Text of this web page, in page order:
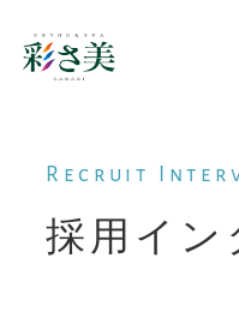
Top
トップページ
Recruit
採用イン